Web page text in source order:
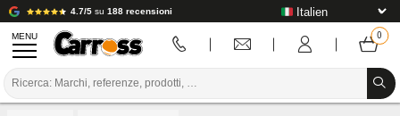
4.7/5 su 188 recensioni
MENU